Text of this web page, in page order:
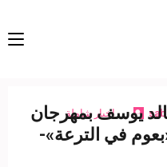
اخبار شاملة
يوسف بمهرجان
في الترعة»-